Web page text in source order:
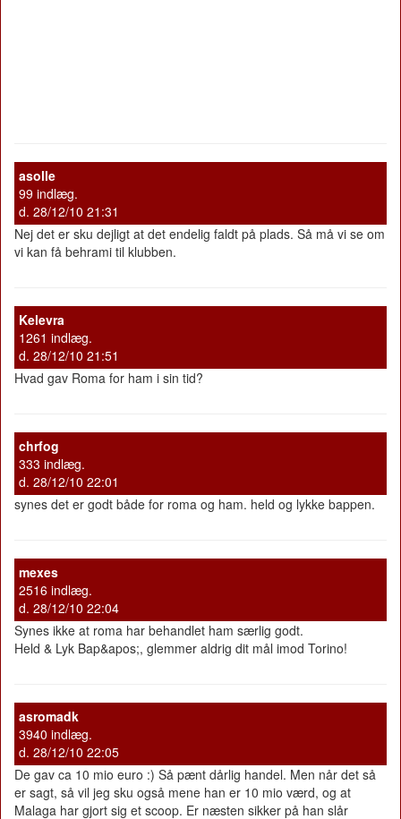
asolle
99 indlæg.
d. 28/12/10 21:31
Nej det er sku dejligt at det endelig faldt på plads. Så må vi se om
vi kan få behrami til klubben.
Kelevra
1261 indlæg.
d. 28/12/10 21:51
Hvad gav Roma for ham i sin tid?
chrfog
333 indlæg.
d. 28/12/10 22:01
synes det er godt både for roma og ham. held og lykke bappen.
mexes
2516 indlæg.
d. 28/12/10 22:04
Synes ikke at roma har behandlet ham særlig godt.
Held & Lyk Bap&apos;, glemmer aldrig dit mål imod Torino!
asromadk
3940 indlæg.
d. 28/12/10 22:05
De gav ca 10 mio euro :) Så pænt dårlig handel. Men når det så
er sagt, så vil jeg sku også mene han er 10 mio værd, og at
Malaga har gjort sig et scoop. Er næsten sikker på han slår